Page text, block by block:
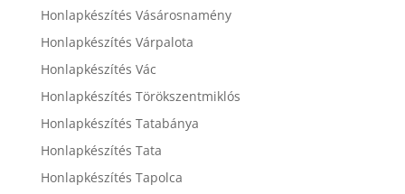
Honlapkészítés Vásárosnamény
Honlapkészítés Várpalota
Honlapkészítés Vác
Honlapkészítés Törökszentmiklós
Honlapkészítés Tatabánya
Honlapkészítés Tata
Honlapkészítés Tapolca